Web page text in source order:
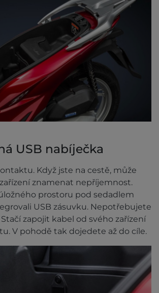
USB nabíječka
Když jste na cestě, může
znamenat nepříjemnost.
prostoru pod sedadlem
USB zásuvku. Nepotřebujete
zapojit kabel od svého zařízení
V pohodě tak dojedete až do cíle.